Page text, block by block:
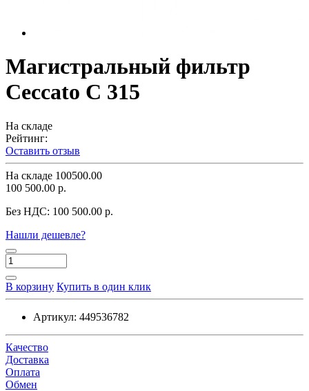
Магистральный фильтр
Ceccato C 315
На складе
Рейтинг:
Оставить отзыв
На складе 100500.00
100 500.00 р.
Без НДС: 100 500.00 р.
Нашли дешевле?
В корзину Купить в один клик
Артикул: 449536782
Качество
Доставка
Оплата
Обмен